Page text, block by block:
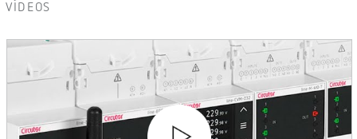
VÍDEOS